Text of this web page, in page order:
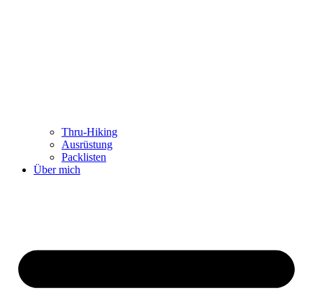
Thru-Hiking
Ausrüstung
Packlisten
Über mich